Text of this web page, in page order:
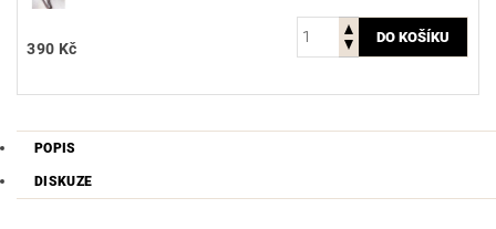
390 Kč
POPIS
DISKUZE